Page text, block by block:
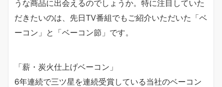
うな商品に出会えるのでしょうか。特に注目していた
だきたいのは、先日TV番組でもご紹介いただいた「ベ
ーコン」と「ベーコン節」です。
「薪・炭火仕上げベーコン」
6年連続で三ツ星を連続受賞している当社のベーコン